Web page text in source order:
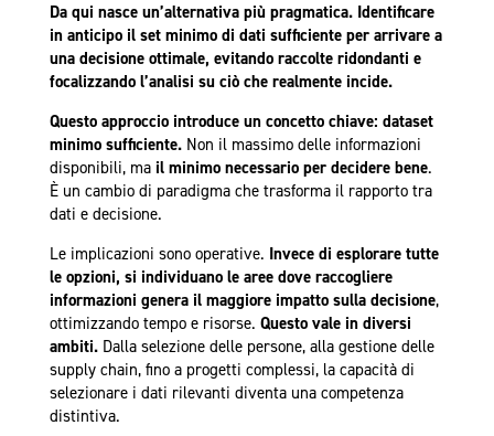
Da qui nasce un’alternativa più pragmatica. Identificare
in anticipo il set minimo di dati sufficiente per arrivare a
una decisione ottimale, evitando raccolte ridondanti e
focalizzando l’analisi su ciò che realmente incide.
Questo approccio introduce un concetto chiave: dataset
minimo sufficiente.Non il massimo delle informazioni
disponibili, mail minimo necessario per decidere bene.
È un cambio di paradigma che trasforma il rapporto tra
dati e decisione.
Le implicazioni sono operative. Invece di esplorare tutte
le opzioni, si individuano le aree dove raccogliere
informazioni genera il maggiore impatto sulla decisione,
ottimizzando tempo e risorse. Questo vale in diversi
ambiti.Dalla selezione delle persone, alla gestione delle
supply chain, fino a progetti complessi, la capacità di
selezionare i dati rilevanti diventa una competenza
distintiva.